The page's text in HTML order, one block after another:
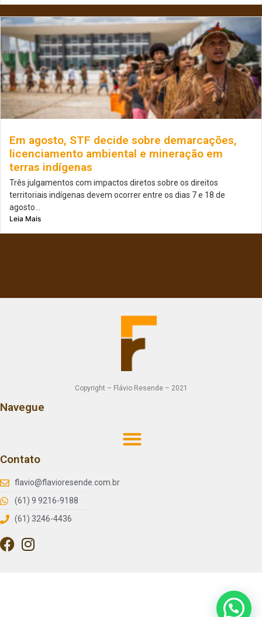
Em agosto, STF decide sobre demarcações,
licenciamento ambiental e mineração em
terras indígenas
Três julgamentos com impactos diretos sobre os direitos
territoriais indígenas devem ocorrer entre os dias 7 e 18 de
agosto...
Leia Mais
Copyright – Flávio Resende – 2021
Navegue
Contato
flavio@flavioresende.com.br
(61) 9 9216-9188
(61) 3246-4436